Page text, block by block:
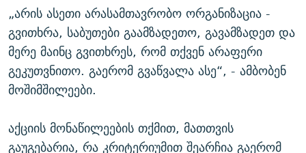
„არის ასეთი არასამთავრობო ორგანიზაცია -
გვითხრა, საბუთები გაამზადეთო, გავამზადეთ და
მერე მაინც გვითხრეს, რომ თქვენ არაფერი
გეკუთვნითო. გაერომ გვაწვალა ასე“, - ამბობენ
მოშიმშილეები.
აქციის მონაწილეების თქმით, მათთვის
გაუგებარია, რა კრიტერიუმით შეარჩია გაერომ